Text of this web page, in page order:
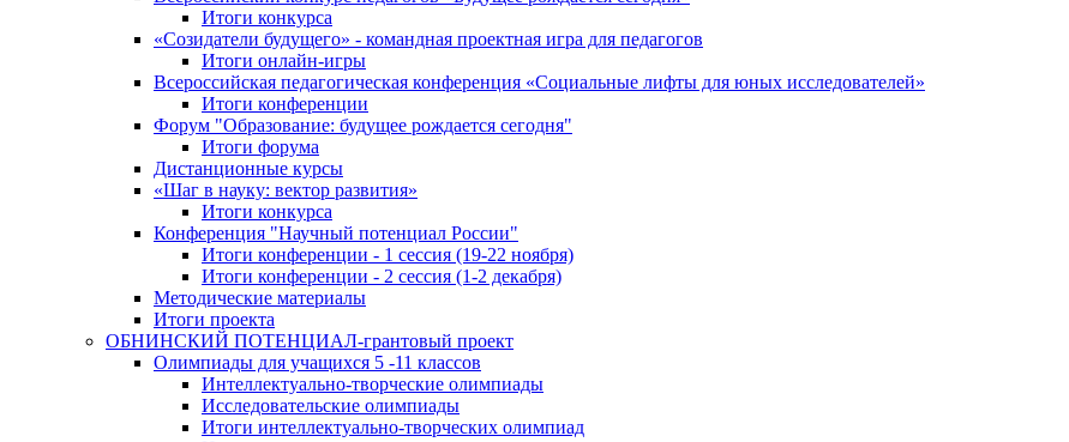
Итоги конкурса
«Cозидатели будущего» - командная проектная игра для педагогов
Итоги онлайн-игры
Всероссийская педагогическая конференция «Cоциальные лифты для юных исследователей»
Итоги конференции
Форум "Образование: будущее рождается сегодня"
Итоги форума
Дистанционные курсы
«Шаг в науку: вектор развития»
Итоги конкурса
Конференция "Научный потенциал России"
Итоги конференции - 1 сессия (19-22 ноября)
Итоги конференции - 2 сессия (1-2 декабря)
Методические материалы
Итоги проекта
ОБНИНСКИЙ ПОТЕНЦИАЛ-грантовый проект
Олимпиады для учащихся 5 -11 классов
Интеллектуально-творческие олимпиады
Исследовательские олимпиады
Итоги интеллектуально-творческих олимпиад